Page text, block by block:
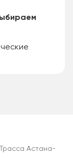
Астана-